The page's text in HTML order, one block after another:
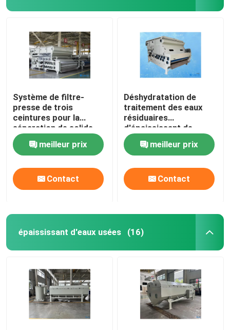
Système de filtre-
presse de trois
ceintures pour la
séparation de solide-
liquide
meilleur prix
Contact
Déshydratation de
traitement des eaux
résiduaires
d'épaississant de
ceinture de gravité de
boue
meilleur prix
Contact
épaississant d'eaux usées (16)